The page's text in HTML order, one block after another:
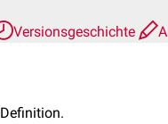
Versionsgeschichte